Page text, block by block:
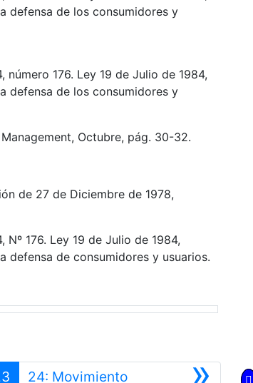
defensa de los consumidores y
176. Ley 19 de Julio de 1984,
defensa de los consumidores y
Octubre, pág. 30-32.
de 27 de Diciembre de 1978,
176. Ley 19 de Julio de 1984,
defensa de consumidores y usuarios.
24: Movimiento